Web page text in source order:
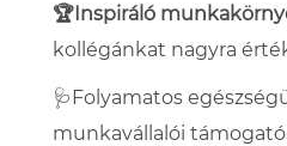
🏆Inspiráló
kollégánkat nagyra
🩺Folyamatos
munkavállalói